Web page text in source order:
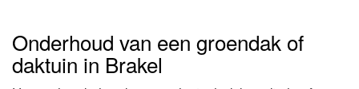
Onderhoud van een groendak of
daktuin in Brakel